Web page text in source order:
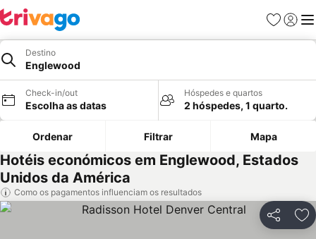
Favoritos
Iniciar
Destino
Englewood
Check-in/out
Escolha as datas
Hóspedes e quartos
2 hóspedes, 1 quarto.
Ordenar Filtrar Mapa
Hotéis económicos em Englewood, Estados
Unidos da América
Como os pagamentos influenciam os resultados
Partilhar